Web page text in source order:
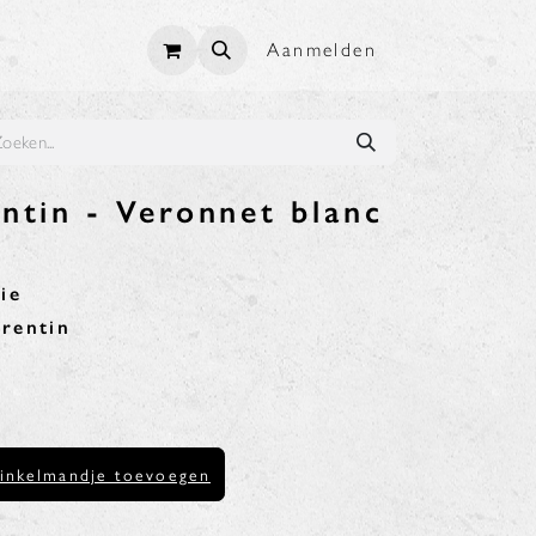
Aanmelden
- Veronnet blanc
toevoegen